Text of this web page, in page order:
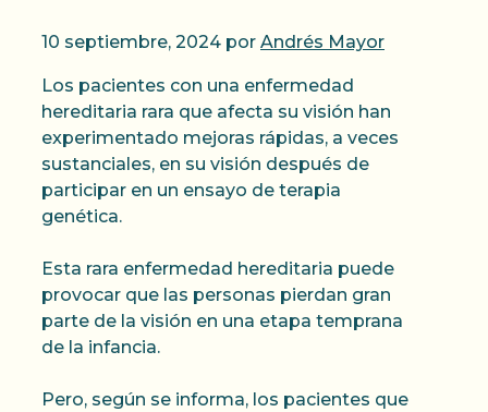
10 septiembre, 2024 por Andrés Mayor
Los pacientes con una enfermedad
hereditaria rara que afecta su visión han
experimentado mejoras rápidas, a veces
sustanciales, en su visión después de
participar en un ensayo de terapia
genética.
Esta rara enfermedad hereditaria puede
provocar que las personas pierdan gran
parte de la visión en una etapa temprana
de la infancia.
Pero, según se informa, los pacientes que